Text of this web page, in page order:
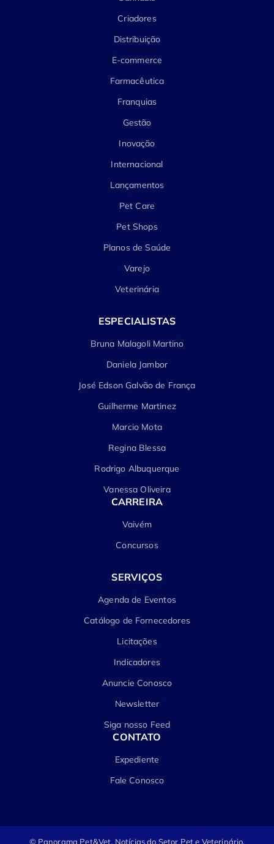
Criadores
Distribuição
E-commerce
Farmacêutica
Franquias
Gestão
Inovação
Internacional
Lançamentos
Pet Care
Pet Shops
Planos de Saúde
Varejo
Veterinária
ESPECIALISTAS
Bruna Malagoli Martino
Daniela Jambor
José Edson Galvão de França
Guilherme Martinez
Marcio Mota
Regina Blessa
Rodrigo Albuquerque
Vanessa Oliveira
CARREIRA
Vaivém
Concursos
SERVIÇOS
Agenda de Eventos
Catálogo de Fornecedores
Licitações
Indicadores
Anuncie Conosco
Newsletter
Siga nosso Feed
CONTATO
Expediente
Fale Conosco
© Panorama Pet&Vet. Notícias do Setor Pet e Veterinário.